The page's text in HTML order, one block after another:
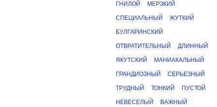
ГНИЛОЙ МЕРЗКИЙ
СПЕЦИАЛЬНЫЙ ЖУТКИЙ
БУЛГАРИНСКИЙ
ОТВРАТИТЕЛЬНЫЙ ДЛИННЫЙ
ЯКУТСКИЙ МАНИАКАЛЬНЫЙ
ГРАНДИОЗНЫЙ СЕРЬЕЗНЫЙ
ТРУДНЫЙ ТОНКИЙ ПУСТОЙ
НЕВЕСЕЛЫЙ ВАЖНЫЙ